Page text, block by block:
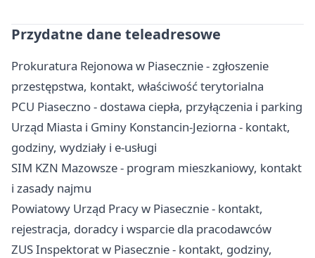
Przydatne dane teleadresowe
Prokuratura Rejonowa w Piasecznie - zgłoszenie
przestępstwa, kontakt, właściwość terytorialna
PCU Piaseczno - dostawa ciepła, przyłączenia i parking
Urząd Miasta i Gminy Konstancin-Jeziorna - kontakt,
godziny, wydziały i e-usługi
SIM KZN Mazowsze - program mieszkaniowy, kontakt
i zasady najmu
Powiatowy Urząd Pracy w Piasecznie - kontakt,
rejestracja, doradcy i wsparcie dla pracodawców
ZUS Inspektorat w Piasecznie - kontakt, godziny,